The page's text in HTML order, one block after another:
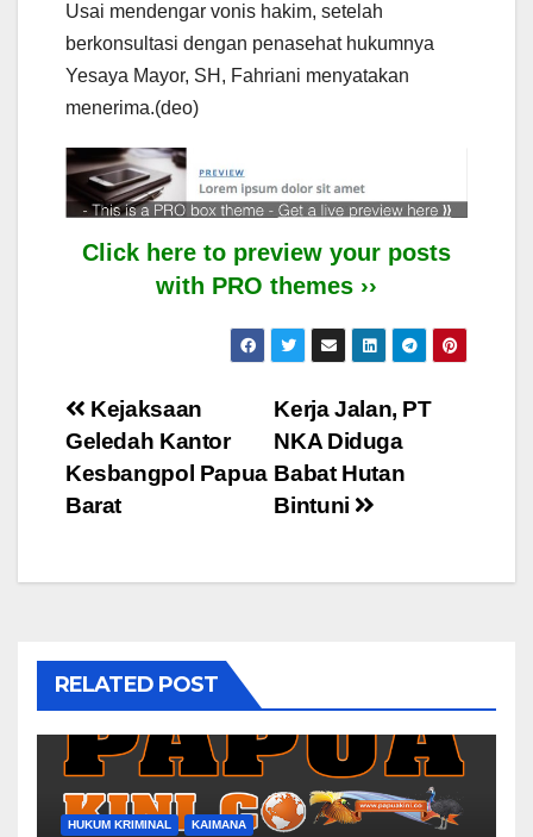
Usai mendengar vonis hakim, setelah
berkonsultasi dengan penasehat hukumnya
Yesaya Mayor, SH, Fahriani menyatakan
menerima.(deo)
Click here to preview your posts
with PRO themes ››
Post
navigation
Kerja Jalan, PT
NKA Diduga
Babat Hutan
Bintuni
Kejaksaan
Geledah Kantor
Kesbangpol Papua
Barat
RELATED POST
HUKUM KRIMINAL KAIMANA